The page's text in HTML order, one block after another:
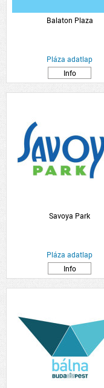
Balaton Plaza
Pláza adatlap
Info
Savoya Park
Pláza adatlap
Info